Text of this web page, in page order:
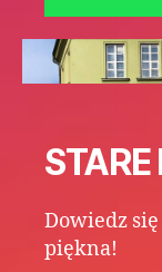
Dowiedz
piękna!